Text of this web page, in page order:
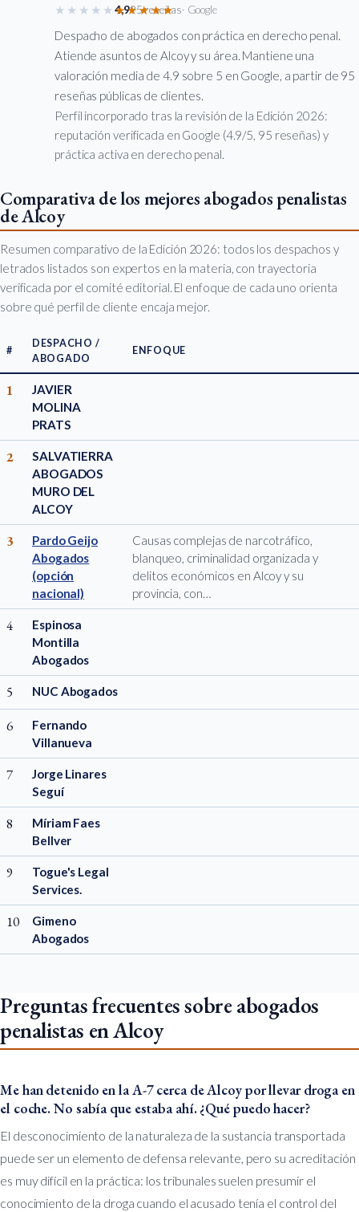
★★★★★★★★★★
4,995 reseñas· Google
Despacho de abogados con práctica en derecho penal.
Atiende asuntos de Alcoy y su área. Mantiene una
valoración media de 4.9 sobre 5 en Google, a partir de 95
reseñas públicas de clientes.
Perfil incorporado tras la revisión de la Edición 2026:
reputación verificada en Google (4.9/5, 95 reseñas) y
práctica activa en derecho penal.
Comparativa de los mejores abogados penalistas
de Alcoy
Resumen comparativo de la Edición 2026: todos los despachos y
letrados listados son expertos en la materia, con trayectoria
verificada por el comité editorial. El enfoque de cada uno orienta
sobre qué perfil de cliente encaja mejor.
#
DESPACHO /
ABOGADO
ENFOQUE
1
JAVIER
MOLINA
PRATS
2
SALVATIERRA
ABOGADOS
MURO DEL
ALCOY
3
Pardo Geijo
Abogados
(opción
nacional)
Causas complejas de narcotráfico,
blanqueo, criminalidad organizada y
delitos económicos en Alcoy y su
provincia, con…
4
Espinosa
Montilla
Abogados
5 NUC Abogados
6
Fernando
Villanueva
7
Jorge Linares
Seguí
8
Míriam Faes
Bellver
9
Togue's Legal
Services.
10
Gimeno
Abogados
Preguntas frecuentes sobre abogados
penalistas en Alcoy
Me han detenido en la A-7 cerca de Alcoy por llevar droga en
el coche. No sabía que estaba ahí. ¿Qué puedo hacer?
El desconocimiento de la naturaleza de la sustancia transportada
puede ser un elemento de defensa relevante, pero su acreditación
es muy difícil en la práctica: los tribunales suelen presumir el
conocimiento de la droga cuando el acusado tenía el control del